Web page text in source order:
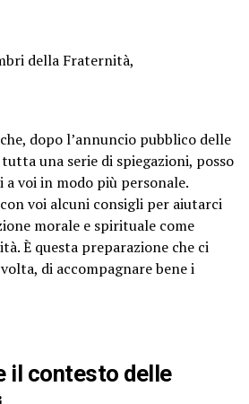
della Fraternità,
dopo l’annuncio pubblico delle
una serie di spiegazioni, posso
voi in modo più personale.
voi alcuni consigli per aiutarci
morale e spirituale come
È questa preparazione che ci
di accompagnare bene i
il contesto delle